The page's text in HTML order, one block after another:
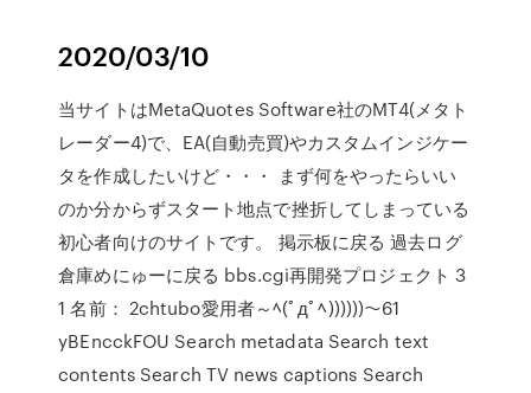
2020/03/10
当サイトはMetaQuotes Software社のMT4(メタト
レーダー4)で、EA(自動売買)やカスタムインジケー
タを作成したいけど・・・ まず何をやったらいい
のか分からずスタート地点で挫折してしまっている
初心者向けのサイトです。 掲示板に戻る 過去ログ
倉庫めにゅーに戻る bbs.cgi再開発プロジェクト 3
1 名前： 2chtubo愛用者～ﾍ(ﾟдﾟﾍ))))))～61
yBEncckFOU Search metadata Search text
contents Search TV news captions Search